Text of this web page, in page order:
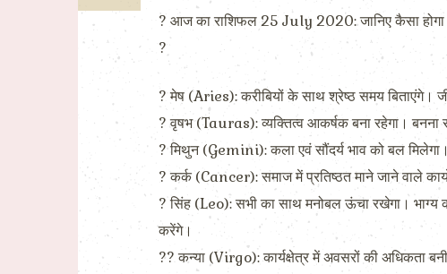
? आज का राशिफल 25 July 2020: जानिए कैसा होगा
?
? मेष (Aries): करीबियों के साथ श्रेष्ठ समय बिताएंगे।
? वृषभ (Tauras): व्यक्तित्व आकर्षक बना रहेगा।
? मिथुन (Gemini): कला एवं सौंदर्य भाव को बल
? कर्क (Cancer): समाज में प्रतिष्ठत माने जाने वाले
? सिंह (Leo): सभी का साथ मनोबल ऊंचा रखेगा। भाग्य
करेंगे।
?? कन्या (Virgo): कार्यक्षेत्र में अवसरों की अधिकता